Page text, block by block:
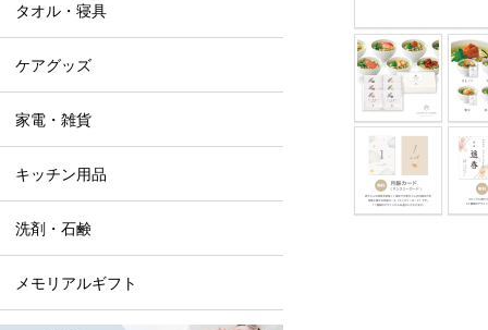
タオル・寝具
ケアグッズ
家電・雑貨
キッチン用品
洗剤・石鹸
メモリアルギフト